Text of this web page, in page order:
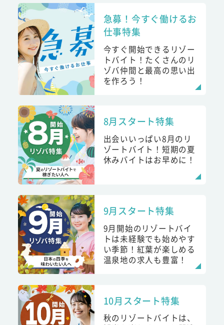
急募！今すぐ働けるお
仕事特集
今すぐ開始できるリゾー
トバイト！たくさんのリ
ゾバ仲間と最高の思い出
を作ろう！
8月スタート特集
出会いいっぱい8月のリ
ゾートバイト！短期の夏
休みバイトはお早めに！
9月スタート特集
9月開始のリゾートバイ
トは未経験でも始めやす
い季節！紅葉が楽しめる
温泉地の求人も豊富！
10月スタート特集
秋のリゾートバイトは、